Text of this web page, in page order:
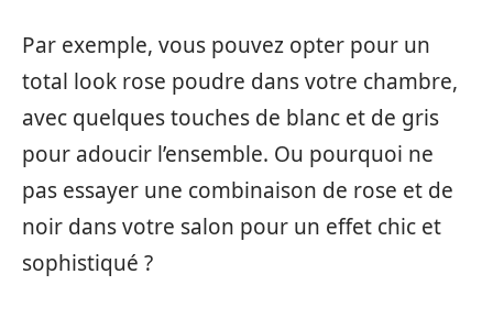
Par exemple, vous pouvez opter pour un
total look rose poudre dans votre chambre,
avec quelques touches de blanc et de gris
pour adoucir l’ensemble. Ou pourquoi ne
pas essayer une combinaison de rose et de
noir dans votre salon pour un effet chic et
sophistiqué ?